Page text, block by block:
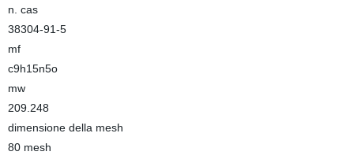
n. cas
38304-91-5
mf
c9h15n5o
mw
209.248
dimensione della mesh
80 mesh